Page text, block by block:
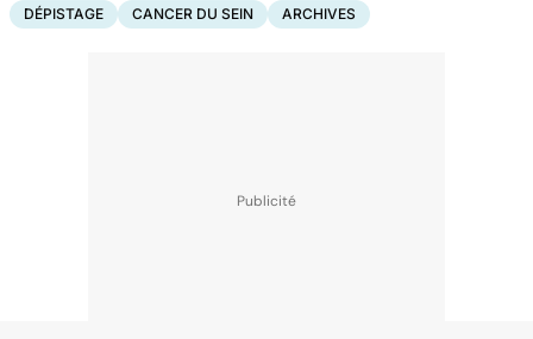
DÉPISTAGE CANCER DU SEIN ARCHIVES